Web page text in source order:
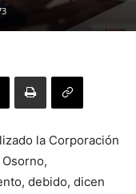
la Corporación
debido, dicen